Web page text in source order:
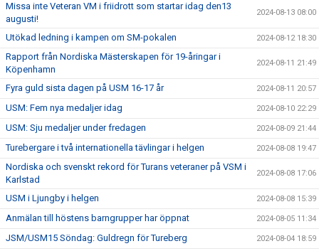
Missa inte Veteran VM i friidrott som startar idag den13
augusti!
2024-08-13 08:00
Utökad ledning i kampen om SM-pokalen 2024-08-12 18:30
Rapport från Nordiska Mästerskapen för 19-åringar i
Köpenhamn
2024-08-11 21:49
Fyra guld sista dagen på USM 16-17 år 2024-08-11 20:57
USM: Fem nya medaljer idag 2024-08-10 22:29
USM: Sju medaljer under fredagen 2024-08-09 21:44
Turebergare i två internationella tävlingar i helgen 2024-08-08 19:47
Nordiska och svenskt rekord för Turans veteraner på VSM i
Karlstad
2024-08-08 17:06
USM i Ljungby i helgen 2024-08-08 15:39
Anmälan till höstens barngrupper har öppnat 2024-08-05 11:34
JSM/USM15 Söndag: Guldregn för Tureberg 2024-08-04 18:59